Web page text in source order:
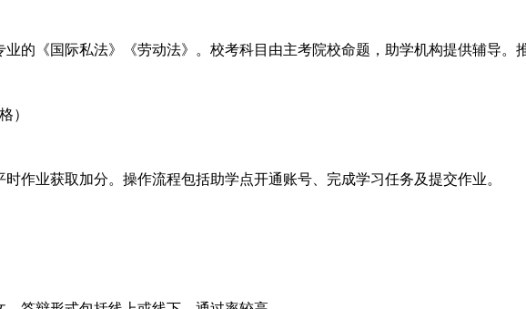
《国际私法》《劳动法》。校考科目由主考院校命题，助学机构提供辅导。
）
业获取加分。操作流程包括助学点开通账号、完成学习任务及提交作业。